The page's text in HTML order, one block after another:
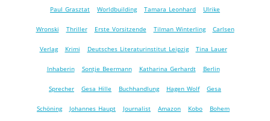
Paul Grasztat Worldbuilding Tamara Leonhard Ulrike
Wronski Thriller Erste Vorsitzende Tilman Winterling Carlsen
Verlag Krimi Deutsches Literaturinstitut Leipzig Tina Lauer
Inhaberin Sontje Beermann Katharina Gerhardt Berlin
Sprecher Gesa Hille Buchhandlung Hagen Wolf Gesa
Schöning Johannes Haupt Journalist Amazon Kobo Bohem